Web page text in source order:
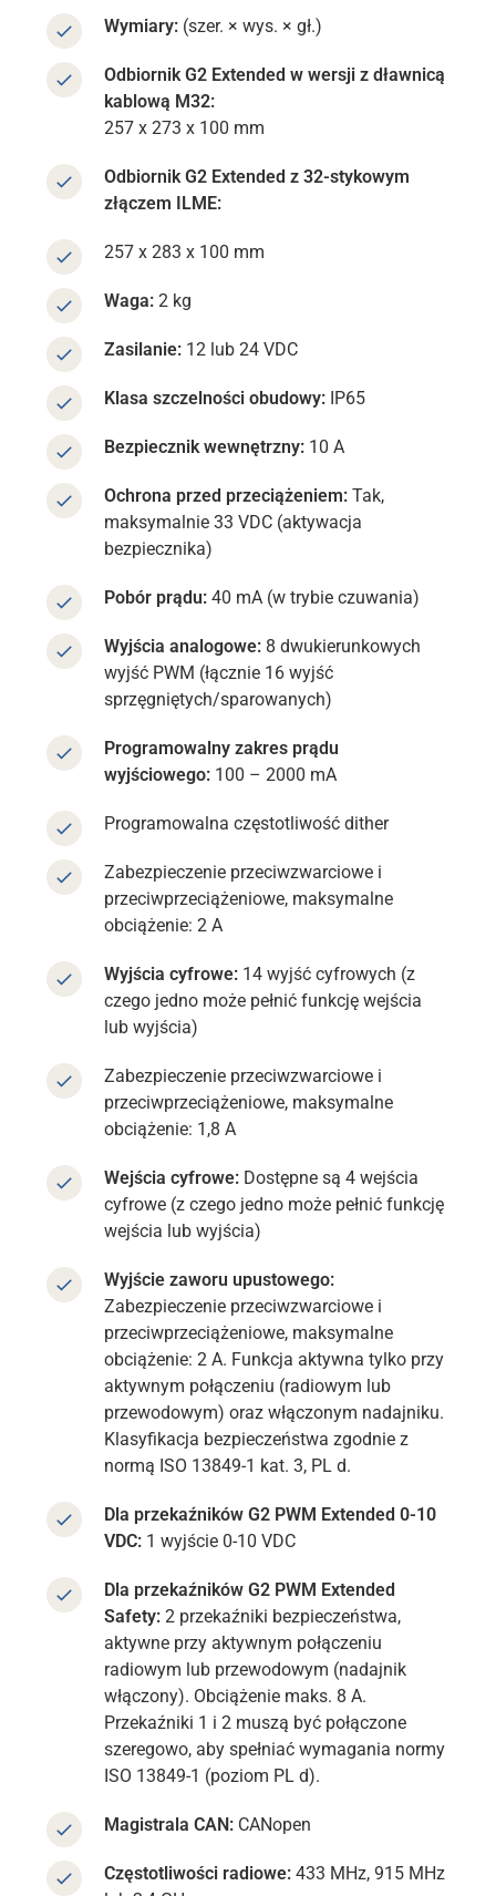
Wymiary: (szer. × wys. × gł.)
Odbiornik G2 Extended w wersji z dławnicą
kablową M32:
257 x 273 x 100 mm
Odbiornik G2 Extended z 32-stykowym
złączem ILME:
257 x 283 x 100 mm
Waga:2 kg
Zasilanie: 12 lub 24 VDC
Klasa szczelności obudowy: IP65
Bezpiecznik wewnętrzny: 10 A
Ochrona przed przeciążeniem:Tak,
maksymalnie 33 VDC (aktywacja
bezpiecznika)
Pobór prądu:40 mA (w trybie czuwania)
Wyjścia analogowe: 8 dwukierunkowych
wyjść PWM (łącznie 16 wyjść
sprzęgniętych/sparowanych)
Programowalny zakres prądu
wyjściowego: 100 – 2000 mA
Programowalna częstotliwość dither
Zabezpieczenie przeciwzwarciowe i
przeciwprzeciążeniowe, maksymalne
obciążenie: 2 A
Wyjścia cyfrowe: 14 wyjść cyfrowych (z
czego jedno może pełnić funkcję wejścia
lub wyjścia)
Zabezpieczenie przeciwzwarciowe i
przeciwprzeciążeniowe, maksymalne
obciążenie: 1,8 A
Wejścia cyfrowe: Dostępne są 4 wejścia
cyfrowe (z czego jedno może pełnić funkcję
wejścia lub wyjścia)
Wyjście zaworu upustowego:
Zabezpieczenie przeciwzwarciowe i
przeciwprzeciążeniowe, maksymalne
obciążenie: 2 A. Funkcja aktywna tylko przy
aktywnym połączeniu (radiowym lub
przewodowym) oraz włączonym nadajniku.
Klasyfikacja bezpieczeństwa zgodnie z
normą ISO 13849-1 kat. 3, PL d.
Dla przekaźników G2 PWM Extended 0-10
VDC: 1 wyjście 0-10 VDC
Dla przekaźników G2 PWM Extended
Safety: 2 przekaźniki bezpieczeństwa,
aktywne przy aktywnym połączeniu
radiowym lub przewodowym (nadajnik
włączony). Obciążenie maks. 8 A.
Przekaźniki 1 i 2 muszą być połączone
szeregowo, aby spełniać wymagania normy
ISO 13849-1 (poziom PL d).
Magistrala CAN: CANopen
Częstotliwości radiowe:433 MHz, 915 MHz